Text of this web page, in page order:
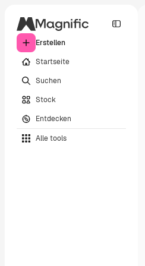
Erstellen
Startseite
Suchen
Stock
Entdecken
Alle tools